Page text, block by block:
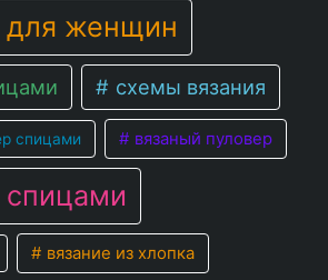
для женщин
схемы вязания
спицами вязаный пуловер
спицами
вязание из хлопка